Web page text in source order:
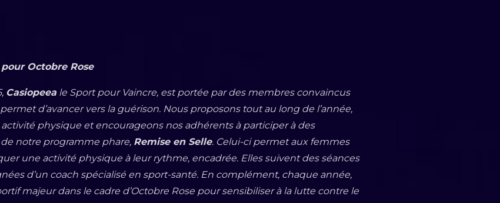
pour Octobre Rose
Casiopeeale Sport pour Vaincre, est portée par des membres convaincus
d’avancer vers la guérison. Nous proposons tout au long de l’année,
physique et encourageons nos adhérents à participer à des
notre programme phare, Remise en Selle. Celui-ci permet aux femmes
une activité physique à leur rythme, encadrée. Elles suivent des séances
d’un coach spécialisé en sport-santé. En complément, chaque année,
majeur dans le cadre d’Octobre Rose pour sensibiliser à la lutte contre le